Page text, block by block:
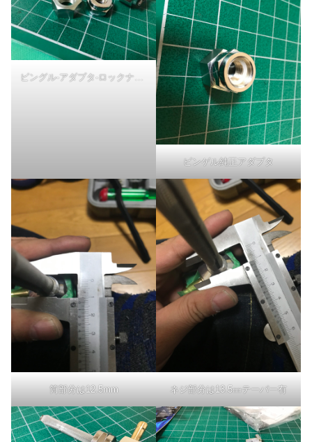
ピングル-アダプタ-ロックナット
ピンゲル純正アダプタ
筒部分は12.5mm ネジ部分は13.5㎜テーパー有